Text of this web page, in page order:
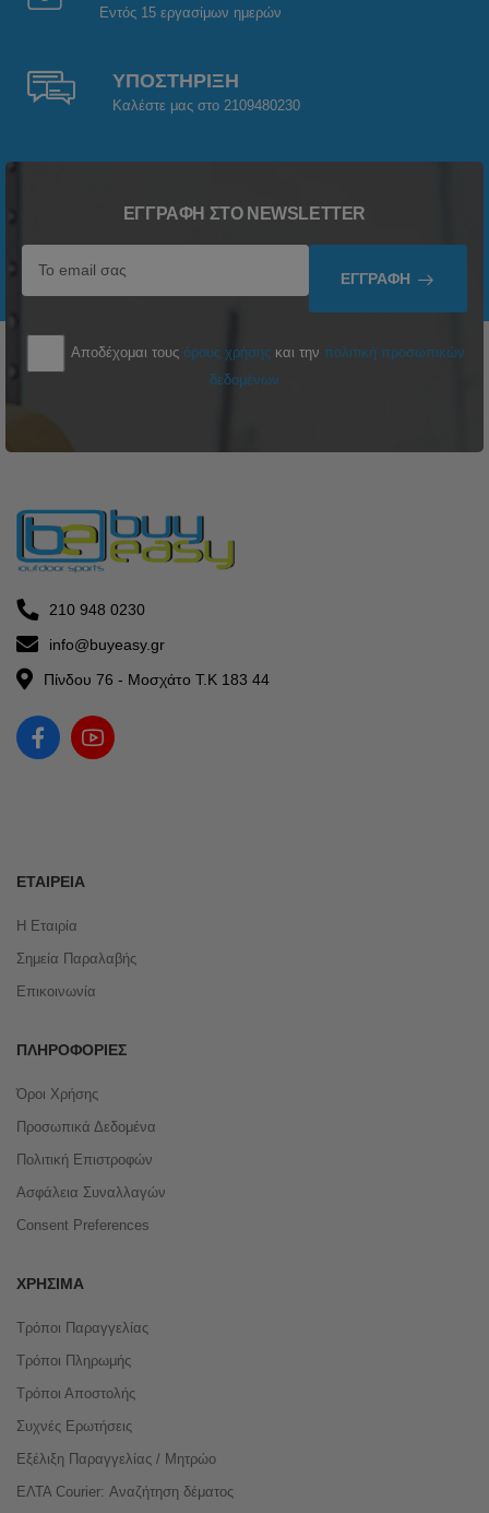
Εντός 15 εργασίμων ημερών
ΥΠΟΣΤΗΡΙΞΗ
Καλέστε μας στο 2109480230
ΕΓΓΡΑΦΉ ΣΤΟ NEWSLETTER
ΕΓΓΡΑΦΉ
Αποδέχομαι τους όρους χρήσης και την πολιτική προσωπικών
δεδομένων
210 948 0230
info@buyeasy.gr
Πίνδου 76 - Μοσχάτο Τ.Κ 183 44
ΕΤΑΙΡΕΊΑ
Η Εταιρία
Σημεία Παραλαβής
Επικοινωνία
ΠΛΗΡΟΦΟΡΊΕΣ
Όροι Χρήσης
Προσωπικά Δεδομένα
Πολιτική Επιστροφών
Ασφάλεια Συναλλαγών
Consent Preferences
ΧΡΉΣΙΜΑ
Τρόποι Παραγγελίας
Τρόποι Πληρωμής
Τρόποι Αποστολής
Συχνές Ερωτήσεις
Εξέλιξη Παραγγελίας / Μητρώο
ΕΛΤΑ Courier: Αναζήτηση δέματος